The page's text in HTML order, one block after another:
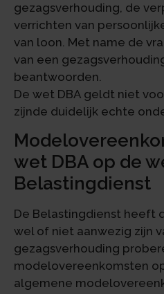
gezagsverhouding, de
verrichten van
van loon. Met name de
van een
beantwoorden.
De wet DBA geldt niet
zijnde duidelijk echte
wet DBA op de
Belastingdienst
De Belastingdienst heeft
wel of niet aanwezig zijn
gezagsverhouding
modelovereenkomsten
algemene